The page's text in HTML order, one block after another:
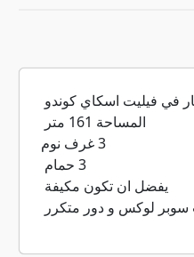
في فيليت اسكاي كوندو
المساحة 161 متر
3 غرف نوم
3 حمام
يفضل ان تكون مكيفة
لوكس و دور متكرر